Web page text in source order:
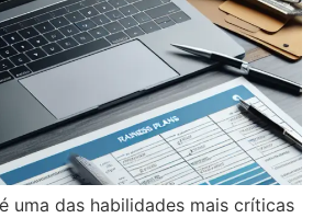
uma das habilidades mais críticas